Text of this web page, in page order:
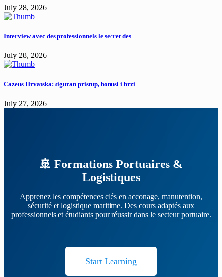
July 28, 2026
Interview avec des professionnels le secret des
July 28, 2026
Cazeus Hrvatska: siguran pristup, bonusi i brzi
July 27, 2026
🚢 Formations Portuaires &
Logistiques
Apprenez les compétences clés en acconage, manutention,
sécurité et logistique maritime. Des cours adaptés aux
professionnels et étudiants pour réussir dans le secteur portuaire.
Start Learning